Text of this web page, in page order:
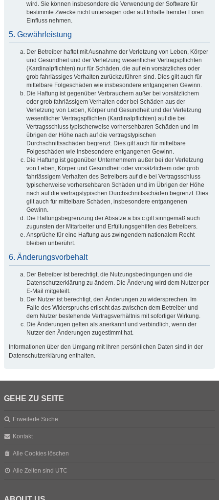
wird. Sie können insbesondere die Verwendung der Software für
bestimmte Zwecke nicht untersagen oder auf Inhalte fremder Foren
Einfluss nehmen.
5. Gewährleistung
Der Betreiber haftet mit Ausnahme der Verletzung von Leben, Körper
und Gesundheit und der Verletzung wesentlicher Vertragspflichten
(Kardinalpflichten) nur für Schäden, die auf ein vorsätzliches oder
grob fahrlässiges Verhalten zurückzuführen sind. Dies gilt auch für
mittelbare Folgeschäden wie insbesondere entgangenen Gewinn.
Die Haftung ist gegenüber Verbrauchern außer bei vorsätzlichem
oder grob fahrlässigem Verhalten oder bei Schäden aus der
Verletzung von Leben, Körper und Gesundheit und der Verletzung
wesentlicher Vertragspflichten (Kardinalpflichten) auf die bei
Vertragsschluss typischerweise vorhersehbaren Schäden und im
übrigen der Höhe nach auf die vertragstypischen
Durchschnittsschäden begrenzt. Dies gilt auch für mittelbare
Folgeschäden wie insbesondere entgangenen Gewinn.
Die Haftung ist gegenüber Unternehmern außer bei der Verletzung
von Leben, Körper und Gesundheit oder vorsätzlichem oder grob
fahrlässigem Verhalten des Betreibers auf die bei Vertragsschluss
typischerweise vorhersehbaren Schäden und im Übrigen der Höhe
nach auf die vertragstypischen Durchschnittsschäden begrenzt. Dies
gilt auch für mittelbare Schäden, insbesondere entgangenen
Gewinn.
Die Haftungsbegrenzung der Absätze a bis c gilt sinngemäß auch
zugunsten der Mitarbeiter und Erfüllungsgehilfen des Betreibers.
Ansprüche für eine Haftung aus zwingendem nationalem Recht
bleiben unberührt.
6. Änderungsvorbehalt
Der Betreiber ist berechtigt, die Nutzungsbedingungen und die
Datenschutzerklärung zu ändern. Die Änderung wird dem Nutzer per
E-Mail mitgeteilt.
Der Nutzer ist berechtigt, den Änderungen zu widersprechen. Im
Falle des Widerspruchs erlischt das zwischen dem Betreiber und
dem Nutzer bestehende Vertragsverhältnis mit sofortiger Wirkung.
Die Änderungen gelten als anerkannt und verbindlich, wenn der
Nutzer den Änderungen zugestimmt hat.
Informationen über den Umgang mit Ihren persönlichen Daten sind in der
Datenschutzerklärung enthalten.
GEHE ZU SEITE
Erweiterte Suche
Kontakt
Alle Cookies löschen
Alle Zeiten sind UTC